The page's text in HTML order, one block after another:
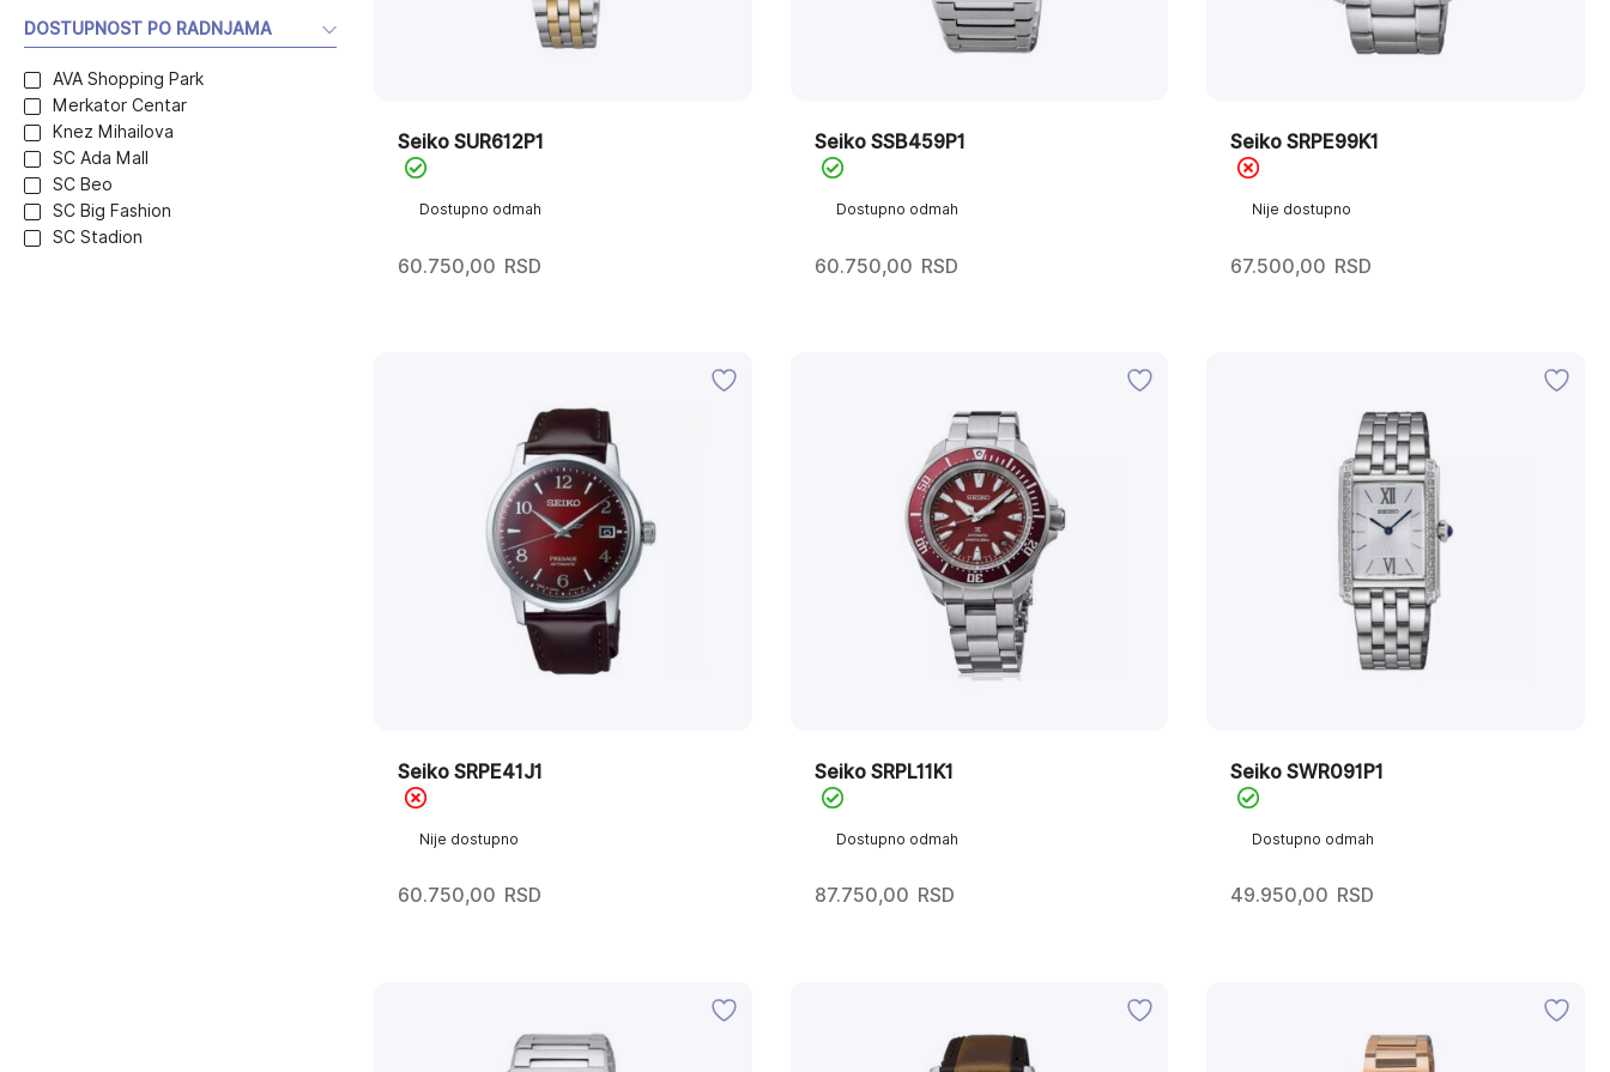
Dostupno odmah
Seiko SUR612P1
60.750,00 RSD
Dostupno odmah
Seiko SSB459P1
60.750,00 RSD
Nije dostupno
Seiko SRPE99K1
67.500,00 RSD
Nije dostupno
Seiko SRPE41J1
60.750,00 RSD
Dostupno odmah
Seiko SRPL11K1
87.750,00 RSD
Dostupno odmah
Seiko SWR091P1
49.950,00 RSD
DOSTUPNOST PO RADNJAMA
AVA Shopping Park
Merkator Centar
Knez Mihailova
SC Ada Mall
SC Beo
SC Big Fashion
SC Stadion